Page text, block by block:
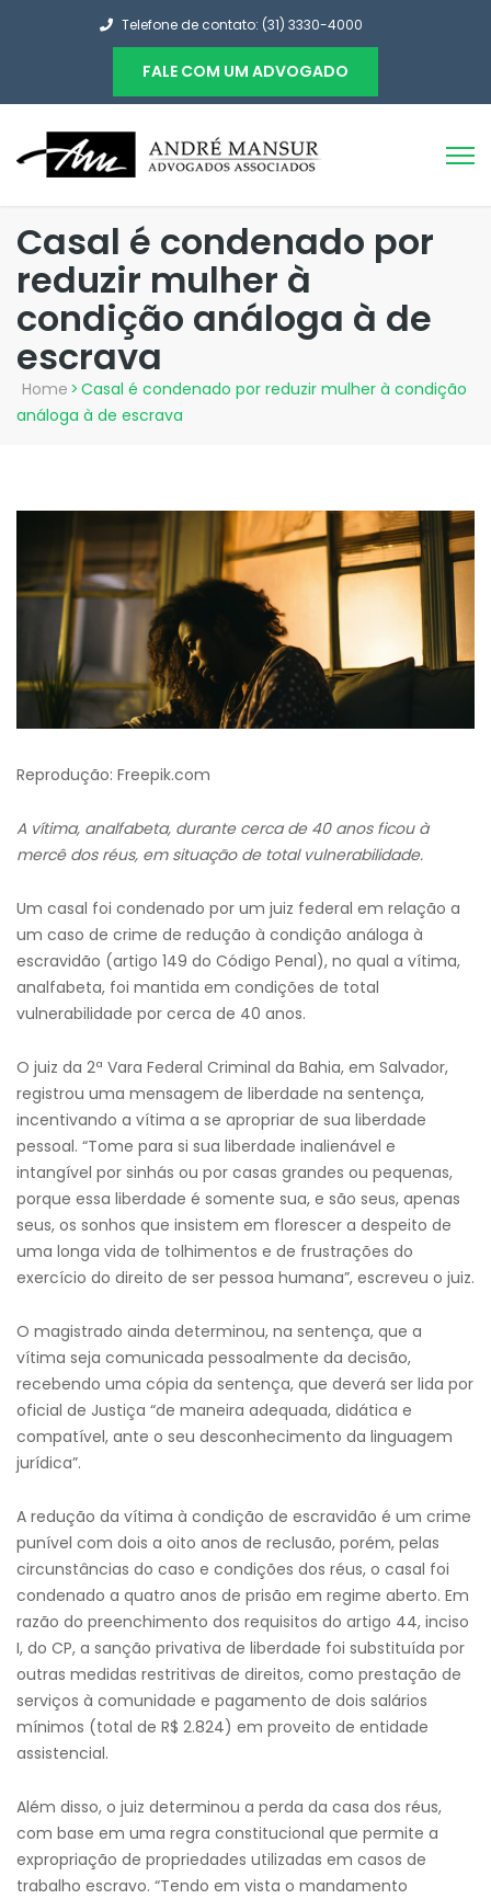
Telefone de contato: (31) 3330-4000
FALE COM UM ADVOGADO
Casal é condenado por
reduzir mulher à
condição análoga à de
escrava
Home > Casal é condenado por reduzir mulher à condição
análoga à de escrava
Reprodução: Freepik.com
A vítima, analfabeta, durante cerca de 40 anos ficou à
mercê dos réus, em situação de total vulnerabilidade.
Um casal foi condenado por um juiz federal em relação a
um caso de crime de redução à condição análoga à
escravidão (artigo 149 do Código Penal), no qual a vítima,
analfabeta, foi mantida em condições de total
vulnerabilidade por cerca de 40 anos.
O juiz da 2ª Vara Federal Criminal da Bahia, em Salvador,
registrou uma mensagem de liberdade na sentença,
incentivando a vítima a se apropriar de sua liberdade
pessoal. “Tome para si sua liberdade inalienável e
intangível por sinhás ou por casas grandes ou pequenas,
porque essa liberdade é somente sua, e são seus, apenas
seus, os sonhos que insistem em florescer a despeito de
uma longa vida de tolhimentos e de frustrações do
exercício do direito de ser pessoa humana”, escreveu o juiz.
O magistrado ainda determinou, na sentença, que a
vítima seja comunicada pessoalmente da decisão,
recebendo uma cópia da sentença, que deverá ser lida por
oficial de Justiça “de maneira adequada, didática e
compatível, ante o seu desconhecimento da linguagem
jurídica”.
A redução da vítima à condição de escravidão é um crime
punível com dois a oito anos de reclusão, porém, pelas
circunstâncias do caso e condições dos réus, o casal foi
condenado a quatro anos de prisão em regime aberto. Em
razão do preenchimento dos requisitos do artigo 44, inciso
I, do CP, a sanção privativa de liberdade foi substituída por
outras medidas restritivas de direitos, como prestação de
serviços à comunidade e pagamento de dois salários
mínimos (total de R$ 2.824) em proveito de entidade
assistencial.
Além disso, o juiz determinou a perda da casa dos réus,
com base em uma regra constitucional que permite a
expropriação de propriedades utilizadas em casos de
trabalho escravo. “Tendo em vista o mandamento